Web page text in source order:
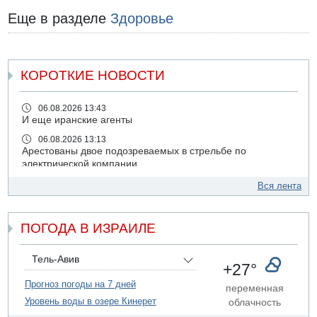
Еще в разделе Здоровье
КОРОТКИЕ НОВОСТИ
06.08.2026 13:43
И еще иранские агенты
06.08.2026 13:13
Арестованы двое подозреваемых в стрельбе по
электрической компании
Возле Кирьят-Арбы пожар на местности
06.08.2026 12:06
США не будут давить на Израиль в вопросе Ливана
06.08.2026 11:41
Трое подростков ограбили сексшоп в Холоне
Взрыв в Северном Тель-Авиве
06.08.2026 08:11
Вся лента
ПОГОДА В ИЗРАИЛЕ
Тель-Авив
Прогноз погоды на 7 дней
Уровень воды в озере Кинерет
+27°
переменная
облачность